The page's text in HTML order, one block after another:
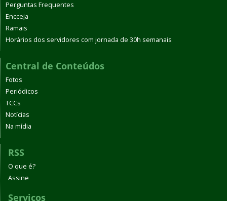
Perguntas Frequentes
Encceja
Ramais
Horários dos servidores com jornada de 30h semanais
Central de Conteúdos
Fotos
Periódicos
TCCs
Notícias
Na mídia
RSS
O que é?
Assine
Serviços